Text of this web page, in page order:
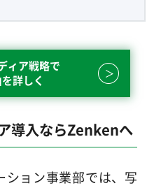
ィア戦略で
詳しく
導入ならZenkenへ
ョン事業部では、写